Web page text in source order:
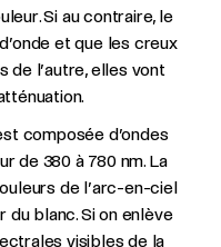
Si au contraire, le
et que les creux
de l’autre, elles vont
composée d’ondes
de 380 à 780 nm. La
de l’arc-en-ciel
blanc. Si on enlève
visibles de la